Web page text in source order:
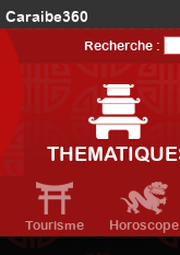
Caraibe360
AmériqueDuNord360
Recherche :
Tourisme Horoscope